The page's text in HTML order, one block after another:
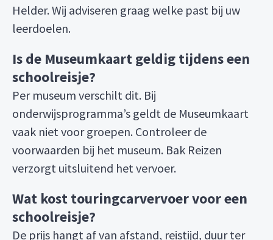
Helder. Wij adviseren graag welke past bij uw
leerdoelen.
Is de Museumkaart geldig tijdens een
schoolreisje?
Per museum verschilt dit. Bij
onderwijsprogramma’s geldt de Museumkaart
vaak niet voor groepen. Controleer de
voorwaarden bij het museum. Bak Reizen
verzorgt uitsluitend het vervoer.
Wat kost touringcarvervoer voor een
schoolreisje?
De prijs hangt af van afstand, reistijd, duur ter